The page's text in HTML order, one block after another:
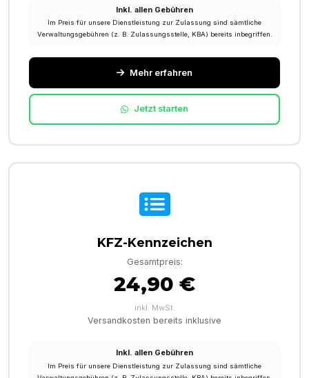
Inkl. allen Gebühren
Im Preis für unsere Dienstleistung zur Zulassung sind sämtliche
Verwaltungsgebühren (z. B. Zulassungsstelle, KBA) bereits inbegriffen.
Mehr erfahren
Jetzt starten
KFZ-Kennzeichen
Gesamtpreis:
24,90 €
inkl. MwSt.
Versandkosten bereits inklusive
Inkl. allen Gebühren
Im Preis für unsere Dienstleistung zur Zulassung sind sämtliche